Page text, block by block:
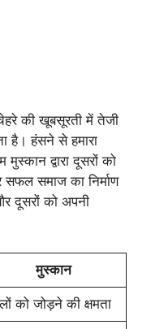
की खूबसूरती में तेजी
है। हंसने से हमारा
द्वारा दूसरों को
समाज का निर्माण
दूसरों को अपनी
मुस्कान
को जोड़ने की क्षमता